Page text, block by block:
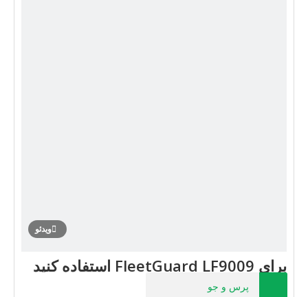
ویدئو
برای FleetGuard LF9009 استفاده کنید
پرس و جو